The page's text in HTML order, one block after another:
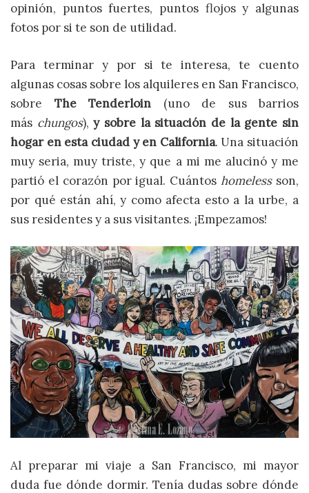
opinión, puntos fuertes, puntos flojos y algunas
fotos por si te son de utilidad.
Para terminar y por si te interesa, te cuento
algunas cosas sobre los alquileres en San Francisco,
sobre The Tenderloin (uno de sus barrios
más chungos),y sobre la situación de la gente sin
hogar en esta ciudad y en California. Una situación
muy seria, muy triste, y que a mi me alucinó y me
partió el corazón por igual. Cuántoshomelessson,
por qué están ahí, y como afecta esto a la urbe, a
sus residentes y a sus visitantes. ¡Empezamos!
Al preparar mi viaje a San Francisco, mi mayor
duda fue dónde dormir. Tenía dudas sobre dónde